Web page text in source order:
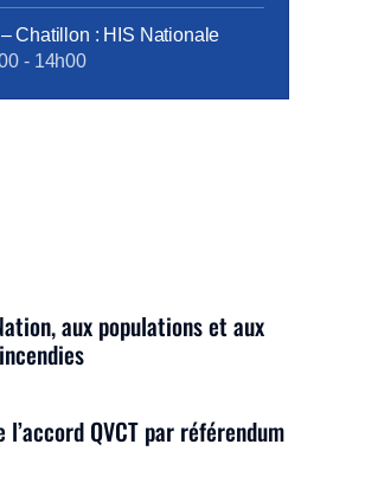
Chatillon : HIS Nationale
- 14h00
aux populations et aux
QVCT par référendum